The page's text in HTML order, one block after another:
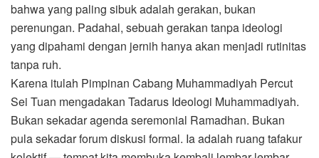
bahwa yang paling sibuk adalah gerakan, bukan
perenungan. Padahal, sebuah gerakan tanpa ideologi
yang dipahami dengan jernih hanya akan menjadi rutinitas
tanpa ruh.
Karena itulah Pimpinan Cabang Muhammadiyah Percut
Sei Tuan mengadakan Tadarus Ideologi Muhammadiyah.
Bukan sekadar agenda seremonial Ramadhan. Bukan
pula sekadar forum diskusi formal. Ia adalah ruang tafakur